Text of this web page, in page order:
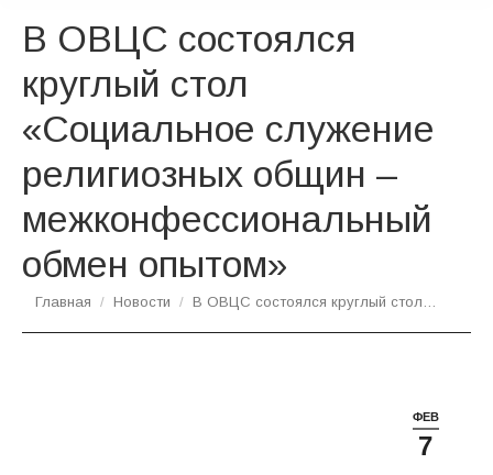
В ОВЦС состоялся
круглый стол
«Социальное служение
религиозных общин –
межконфессиональный
обмен опытом»
Вы здесь:
Главная Новости В ОВЦС состоялся круглый стол…
ФЕВ
7